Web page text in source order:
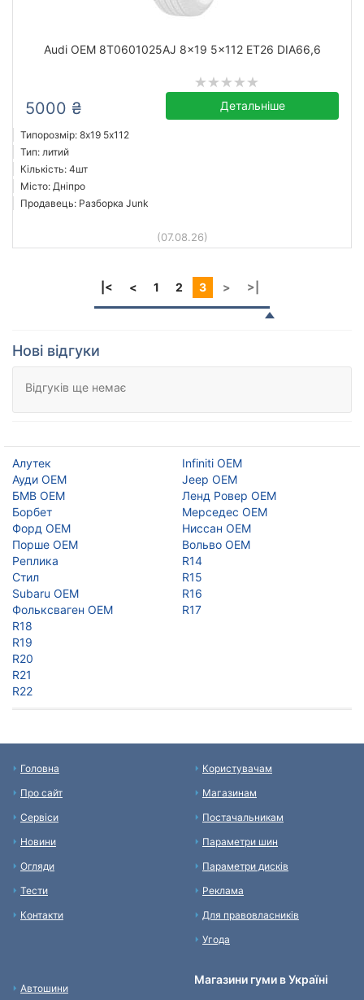
Audi OEM 8T0601025AJ 8x19 5x112 ET26 DIA66,6
5000 ₴ Детальніше
Типорозмір: 8x19 5х112
Тип: литий
Кількість: 4шт
Місто: Дніпро
Продавець: Разборка Junk
(07.08.26)
|< < 1 2 3 > >|
Нові відгуки
Відгуків ще немає
Алутек
Ауди ОЕМ
БМВ ОЕМ
Борбет
Форд ОЕМ
Infiniti OEM
Jeep OEM
Ленд Ровер ОЕМ
Мерседес ОЕМ
Ниссан ОЕМ
Порше ОЕМ
Реплика
Стил
Subaru OEM
Фольксваген ОЕМ
Вольво ОЕМ
R14
R15
R16
R17
R18
R19
R20
R21
R22
Головна
Про сайт
Сервіси
Новини
Огляди
Тести
Контакти
Користувачам
Магазинам
Постачальникам
Параметри шин
Параметри дисків
Реклама
Для правовласників
Угода
Автошини
Магазини гуми в Україні